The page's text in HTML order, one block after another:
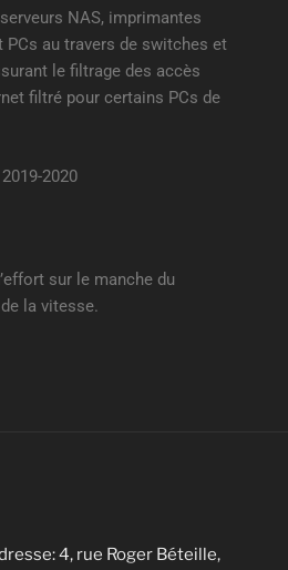
NAS, imprimantes
PCs au travers de switches et
le filtrage des accès
filtré pour certains PCs de
2019-2020
sur le manche du
la vitesse.
4, rue Roger Béteille,